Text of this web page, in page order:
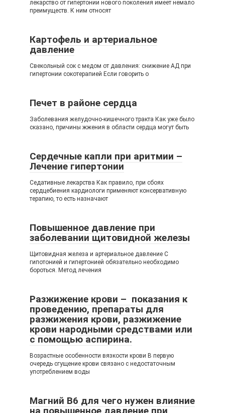
лекарство от гипертонии нового поколения имеет немало
преимуществ. К ним относят
Картофель и артериальное
давление
Свекольный сок с медом от давления: снижение АД при
гипертонии сокотерапией Если говорить о
Печет в районе сердца
Заболевания желудочно-кишечного тракта Как уже было
сказано, причины жжения в области сердца могут быть
Сердечные капли при аритмии –
Лечение гипертонии
Седативные лекарства Как правило, при сбоях
сердцебиения кардиологи применяют консервативную
терапию, то есть назначают
Повышенное давление при
заболевании щитовидной железы
Щитовидная железа и артериальное давление С
гипотонией и гипертонией обязательно необходимо
бороться. Метод лечения
Разжижение крови – показания к
проведению, препараты для
разжижения крови, разжижение
крови народными средствами или
с помощью аспирина.
Возрастные особенности вязкости крови В первую
очередь сгущение крови связано с недостаточным
употреблением воды
Магний В6 для чего нужен влияние